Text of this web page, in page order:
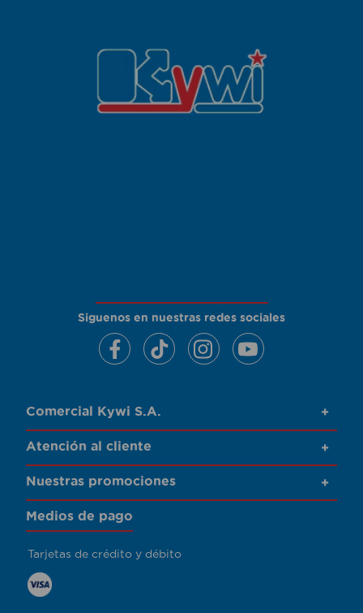
Siguenos en nuestras redes sociales
Comercial Kywi S.A. +
Atención al cliente +
Nuestras promociones +
Medios de pago
Tarjetas de crédito y débito